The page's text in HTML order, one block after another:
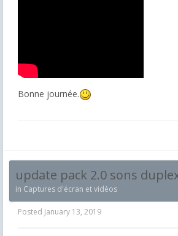
Bonne journée.
update pack 2.0 sons
in Captures d'écran et vidéos
Posted January 13, 2019